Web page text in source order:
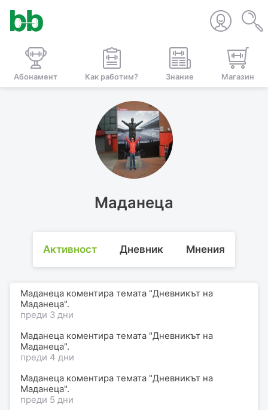
Абонамент Как работим? Знание Магазин
Маданеца
Активност Дневник Мнения
Маданеца коментира темата "Дневникът на
Маданеца".
преди 3 дни
Маданеца коментира темата "Дневникът на
Маданеца".
преди 4 дни
Маданеца коментира темата "Дневникът на
Маданеца".
преди 5 дни